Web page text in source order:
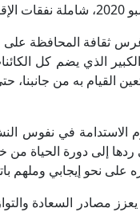
ثقافة المحافظة
الكبير الذي يضم كل
القيام به من جانبنا،
في نفوس
ردها إلى دورة الحياة
على نحو إيجابي وملهم
مصادر السعادة